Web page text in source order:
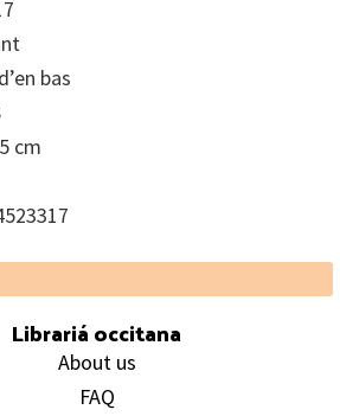
bas
cm
Librariá occitana
About us
FAQ